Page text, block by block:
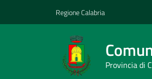
Regione Calabria
Provincia di